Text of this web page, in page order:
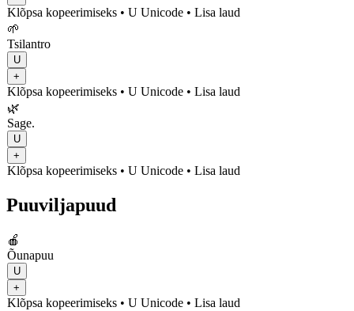
Klõpsa kopeerimiseks • U Unicode • Lisa laud
🌱
Tsilantro
U
+
Klõpsa kopeerimiseks • U Unicode • Lisa laud
🌿
Sage.
U
+
Klõpsa kopeerimiseks • U Unicode • Lisa laud
Puuviljapuud
🍎
Õunapuu
U
+
Klõpsa kopeerimiseks • U Unicode • Lisa laud